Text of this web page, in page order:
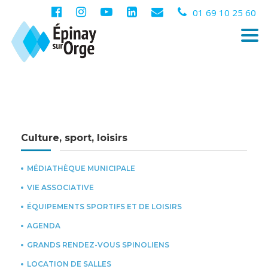
01 69 10 25 60
Culture, sport, loisirs
MÉDIATHÈQUE MUNICIPALE
VIE ASSOCIATIVE
ÉQUIPEMENTS SPORTIFS ET DE LOISIRS
AGENDA
GRANDS RENDEZ-VOUS SPINOLIENS
LOCATION DE SALLES